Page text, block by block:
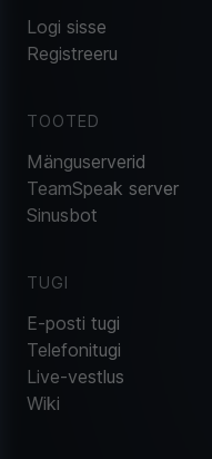
Logi sisse
Registreeru
TOOTED
Mänguserverid
TeamSpeak server
Sinusbot
TUGI
E-posti tugi
Telefonitugi
Live-vestlus
Wiki